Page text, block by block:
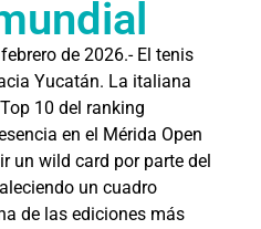
de 2026.- El tenis
Yucatán. La italiana
10 del ranking
en el Mérida Open
un wild card por parte del
un cuadro
de las ediciones más